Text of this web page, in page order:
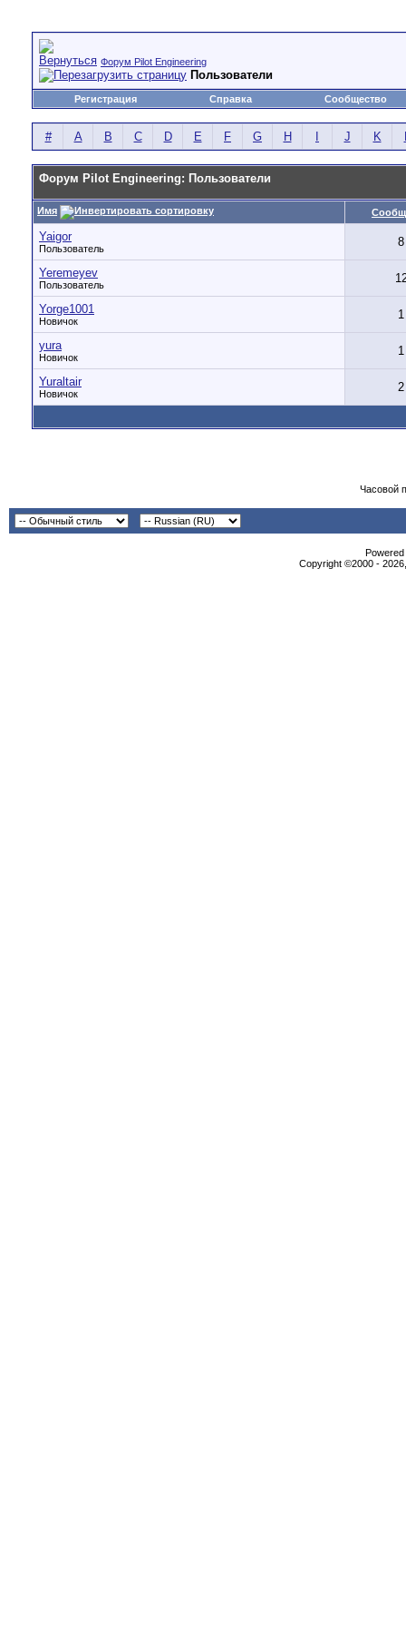
Форум Pilot Engineering
Пользователи
Регистрация Справка Сообщество
# A B C D E F G H J K
Форум Pilot Engineering: Пользователи
Имя
Yaigor
Пользователь 8
Yeremeyev
Пользователь
Yorge1001
Новичок 1
yura
Новичок 1
Yuraltair
Новичок 2
Часовой
Copyright ©2000 -